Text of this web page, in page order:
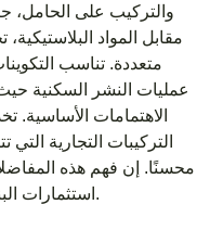
والتركيب على الحامل،
مقابل المواد
متعددة. تناسب
عمليات النشر السكنية
الاهتمامات الأساسية.
التركيبات التجارية
محسنًا. إن فهم هذه
استثمارات البنية التحتية لمتطلبات التطبيقات المحددة.